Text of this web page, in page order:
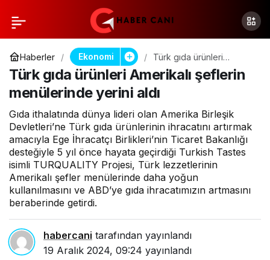
Haberler Ekonomi
Türk gıda ürünleri
Amerikalı şeflerin
menülerinde yerini aldı
Türk gıda ürünleri Amerikalı şeflerin
menülerinde yerini aldı
Gıda ithalatında dünya lideri olan Amerika Birleşik
Devletleri’ne Türk gıda ürünlerinin ihracatını artırmak
amacıyla Ege İhracatçı Birlikleri’nin Ticaret Bakanlığı
desteğiyle 5 yıl önce hayata geçirdiği Turkish Tastes
isimli TURQUALITY Projesi, Türk lezzetlerinin
Amerikalı şefler menülerinde daha yoğun
kullanılmasını ve ABD’ye gıda ihracatımızın artmasını
beraberinde getirdi.
habercani tarafından yayınlandı
19 Aralık 2024, 09:24 yayınlandı